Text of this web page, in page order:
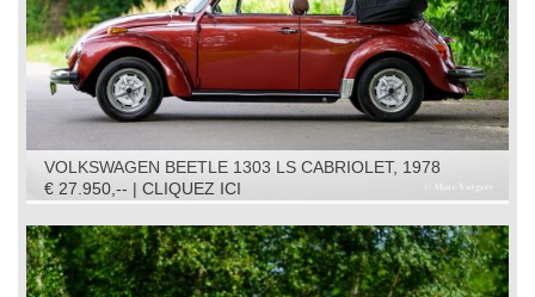
VOLKSWAGEN BEETLE 1303 LS CABRIOLET, 1978
€ 27.950,-- | CLIQUEZ ICI